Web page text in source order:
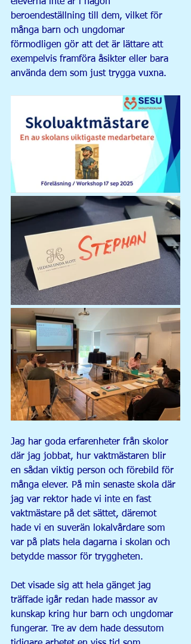
beroendeställning till dem, vilket för
många barn och ungdomar
förmodligen gör att det är lättare att
exempelvis framföra åsikter eller bara
använda dem som just trygga vuxna.
Jag har goda erfarenheter från skolor
där jag jobbat, hur vaktmästaren blir
en sådan viktig person och förebild för
många elever. På min senaste skola där
jag var rektor hade vi inte en fast
vaktmästare på det sättet, däremot
hade vi en suverän lokalvårdare som
var på plats hela dagarna i skolan och
betydde massor för tryggheten.
Det visade sig att hela gänget jag
träffade igår redan hade massor av
kunskap kring hur barn och ungdomar
fungerar. Tre av dem hade dessutom